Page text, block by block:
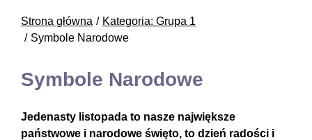
Strona główna
Kategoria: Grupa 1
Symbole Narodowe
Symbole Narodowe
Jedenasty listopada to nasze największe
państwowe i narodowe święto, to dzień radości i